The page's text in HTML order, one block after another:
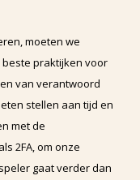
moeten we
praktijken voor
van verantwoord
stellen aan tijd en
met de
2FA, om onze
gaat verder dan